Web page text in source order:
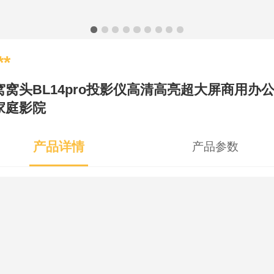
窝头BL14pro投影仪高清高亮超大屏商用办
庭影院
产品详情 产品参数